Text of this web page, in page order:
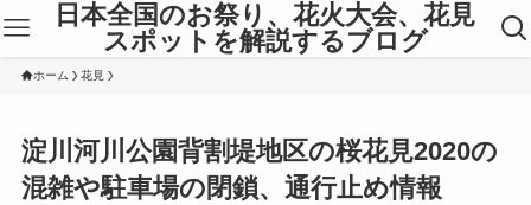
日本全国のお祭り、花火大会、花見
スポットを解説するブログ
ホーム 花見
淀川河川公園背割堤地区の桜花見2020の
混雑や駐車場の閉鎖、通行止め情報